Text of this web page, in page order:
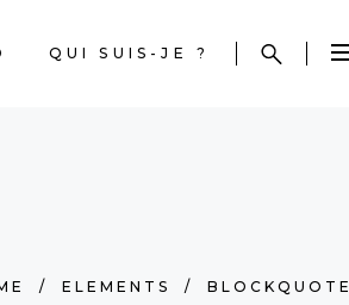
QUI SUIS-JE ?
/ ELEMENTS / BLOCKQUOTE